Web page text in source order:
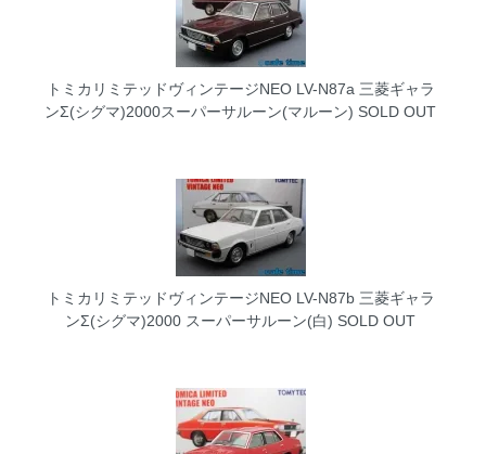
トミカリミテッドヴィンテージNEO LV-N87a 三菱ギャラ
ンΣ(シグマ)2000スーパーサルーン(マルーン) SOLD OUT
トミカリミテッドヴィンテージNEO LV-N87b 三菱ギャラ
ンΣ(シグマ)2000 スーパーサルーン(白) SOLD OUT